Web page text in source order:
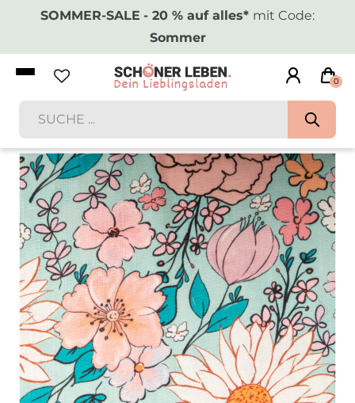
SOMMER-SALE - 20 % auf alles* mit Code:
Sommer
0